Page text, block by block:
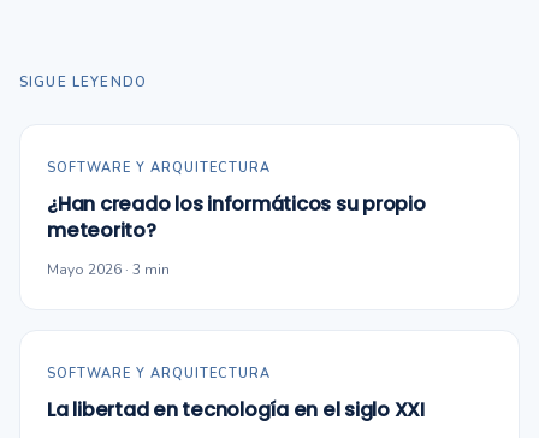
SIGUE LEYENDO
SOFTWARE Y ARQUITECTURA
¿Han creado los informáticos su propio
meteorito?
Mayo 2026 · 3 min
SOFTWARE Y ARQUITECTURA
La libertad en tecnología en el siglo XXI